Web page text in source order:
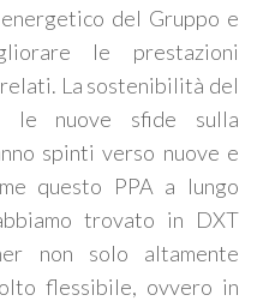
del Gruppo e
le prestazioni
La sostenibilità del
le nuove sfide sulla
spinti verso nuove e
questo PPA a lungo
trovato in DXT
non solo altamente
flessibile, ovvero in